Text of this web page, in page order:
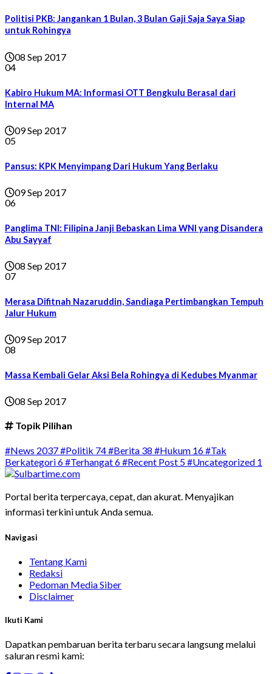
Politisi PKB: Jangankan 1 Bulan, 3 Bulan Gaji Saja Saya Siap
untuk Rohingya
08 Sep 2017
04
Kabiro Hukum MA: Informasi OTT Bengkulu Berasal dari
Internal MA
09 Sep 2017
05
Pansus: KPK Menyimpang Dari Hukum Yang Berlaku
09 Sep 2017
06
Panglima TNI: Filipina Janji Bebaskan Lima WNI yang Disandera
Abu Sayyaf
08 Sep 2017
07
Merasa Difitnah Nazaruddin, Sandiaga Pertimbangkan Tempuh
Jalur Hukum
09 Sep 2017
08
Massa Kembali Gelar Aksi Bela Rohingya di Kedubes Myanmar
08 Sep 2017
Topik Pilihan
#News 2037#Politik 74#Berita 38 #Hukum 16#Tak
Berkategori6#Terhangat6#Recent Post 5#Uncategorized 1
Portal berita terpercaya, cepat, dan akurat. Menyajikan
informasi terkini untuk Anda semua.
Navigasi
Tentang Kami
Redaksi
Pedoman Media Siber
Disclaimer
Ikuti Kami
Dapatkan pembaruan berita terbaru secara langsung melalui
saluran resmi kami: